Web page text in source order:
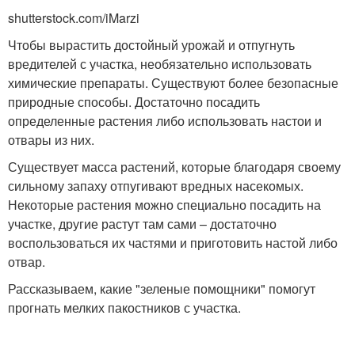
shutterstock.com/iMarzi
Чтобы вырастить достойный урожай и отпугнуть
вредителей с участка, необязательно использовать
химические препараты. Существуют более безопасные
природные способы. Достаточно посадить
определенные растения либо использовать настои и
отвары из них.
Существует масса растений, которые благодаря своему
сильному запаху отпугивают вредных насекомых.
Некоторые растения можно специально посадить на
участке, другие растут там сами – достаточно
воспользоваться их частями и приготовить настой либо
отвар.
Рассказываем, какие "зеленые помощники" помогут
прогнать мелких пакостников с участка.